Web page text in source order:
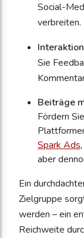
Social-
verbreiten.
Sie
Beiträge
Fördern
Spark Ads
aber
Ein
Zielgruppe
werden – ein
Reichweite